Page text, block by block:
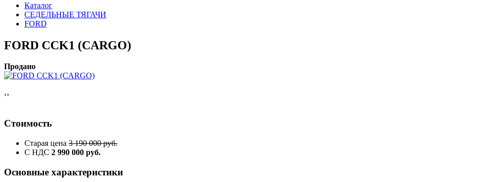
Каталог
СЕДЕЛЬНЫЕ ТЯГАЧИ
FORD
FORD CCK1 (CARGO)
Продано
‹›
Стоимость
Старая цена 3 190 000 руб.
С НДС 2 990 000 руб.
Основные характеристики